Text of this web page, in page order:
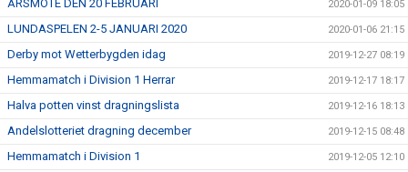
ÅRSMÖTE DEN 20 FEBRUARI 2020-01-09 18:05
LUNDASPELEN 2-5 JANUARI 2020 2020-01-06 21:15
Derby mot Wetterbygden idag 2019-12-27 08:19
Hemmamatch i Division 1 Herrar 2019-12-17 18:17
Halva potten vinst dragningslista 2019-12-16 18:13
Andelslotteriet dragning december 2019-12-15 08:48
Hemmamatch i Division 1 2019-12-05 12:10